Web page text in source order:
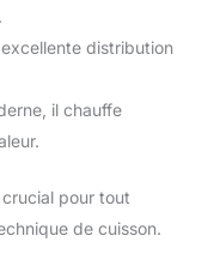
une poignée
pizzas et bases de
est l'outil
et du pizzaiolo.
distribution
il chauffe
pour tout
de cuisson.